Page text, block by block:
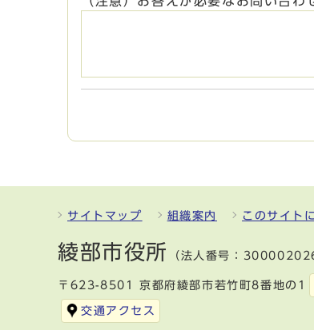
サイトマップ 組織案内 このサイト
綾部市役所 （法人番号：
〒623-8501 京都府綾部市若竹町8番地の1
交通アクセス